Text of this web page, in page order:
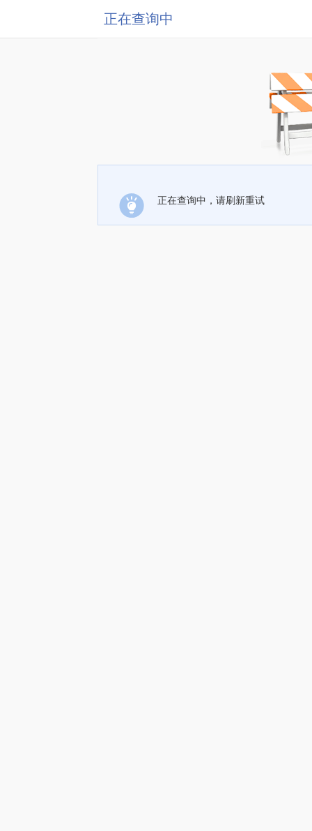
正在查询中
正在查询中，请刷新重试